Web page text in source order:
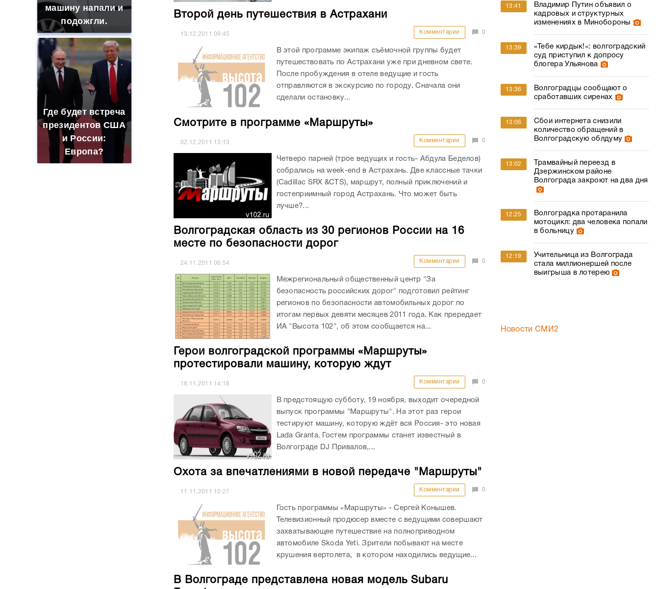
машину напали и
подожгли.
Где будет встреча
президентов США
и России:
Европа?
Второй день путешествия в Астрахани
13.12.201109:45 Комментарии 0
В этой программе экипаж съёмочной группы будет
путешествовать по Астрахани уже при дневном свете.
После пробуждения в отеле ведущие и гость
отправляются в экскурсию по городу. Сначала они
сделали остановку...
Смотрите в программе «Маршруты»
02.12.2011 13:13 Комментарии 0
Четверо парней (трое ведущих и гость- Абдула Беделов)
собрались на week-end в Астрахань. Две классные тачки
(Cadillac SRX &CTS), маршрут, полный приключений и
гостеприимный город Астрахань. Что может быть
лучше?...
Волгоградская область из 30 регионов России на 16
месте по безопасности дорог
24.11.201106:54 Комментарии 0
Межрегиональный общественный центр "За
безопасность российских дорог" подготовил рейтинг
регионов по безопасности автомобильных дорог по
итогам первых девяти месяцев 2011 года. Как прередает
ИА "Высота 102", об этом сообщается на...
Герои волгоградской программы «Маршруты»
протестировали машину, которую ждут
18.11.2011 14:18 Комментарии 0
В предстоящую субботу, 19 ноября, выходит очередной
выпуск программы "Маршруты". На этот раз герои
тестируют машину, которую ждёт вся Россия- это новая
Lada Granta. Гостем программы станет известный в
Волгограде DJ Привалов,...
Охота за впечатлениями в новой передаче "Маршруты"
11.11.2011 10:27 Комментарии 0
Гость программы «Маршруты» - Сергей Конышев.
Телевизионный продюсер вместе с ведущими совершают
захватывающее путешествие на полноприводном
автомобиле Skoda Yeti. Зрители побывают на месте
крушения вертолета, в котором находились ведущие...
В Волгограде представлена новая модель Subaru
13:41
Владимир Путин объявил о
кадровых и структурных
изменениях в Минобороны
13:39
«Тебе кирдык!»: волгоградский
суд приступил к допросу
блогера Ульянова
13:36
Волгоградцы сообщают о
сработавших сиренах
13:06
Сбои интернета снизили
количество обращений в
Волгоградскую облдуму
13:02
Трамвайный переезд в
Дзержинском районе
Волгограда закроют на два дня
12:25
Волгоградка протаранила
мотоцикл: два человека попали
в больницу
12:19
Учительница из Волгограда
стала миллионершей после
выигрыша в лотерею
Новости СМИ2